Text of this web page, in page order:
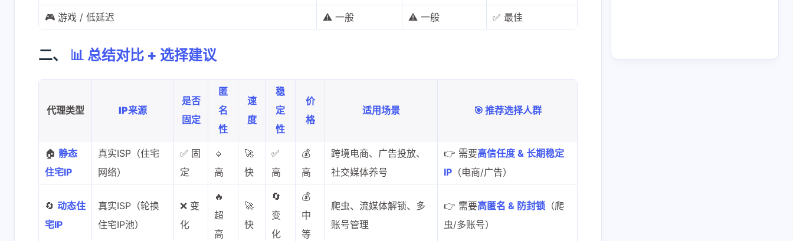
四月 2026
4篇
三月 2026 二月 2026
🎮 游戏 / 低延迟 ⚠️ 一般 ⚠️ 一般 ✅ 最佳
二、 📊 总结对比 + 选择建议
代理类型 IP来源
是否
固定
匿
名
性
速
度
稳
定
性
价
格
适用场景 🎯 推荐选择人群
🏠 静态
住宅IP
真实ISP（住宅
网络）
✅ 固
定
🔹
高
🚀
快
✅
高
💰
高
跨境电商、广告投放、
社交媒体养号
👉 需要高信任度 & 长期稳定
IP（电商/广告）
🔄 动态住
宅IP
真实ISP（轮换
住宅IP池）
❌ 变
化
🔥
超
高
🚀
快
🔄
变
化
💰
中
等
爬虫、流媒体解锁、多
账号管理
👉 需要高匿名 & 防封锁 （爬
虫/多账号）